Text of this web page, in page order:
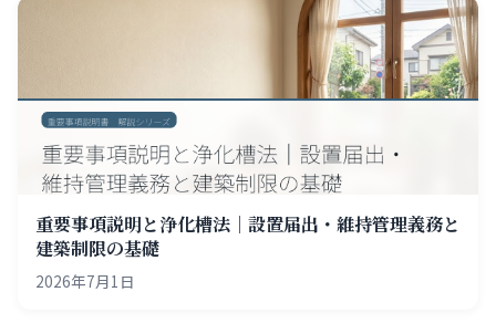
重要事項説明と浄化槽法｜設置届出・維持管理義務と
建築制限の基礎
2026年7月1日